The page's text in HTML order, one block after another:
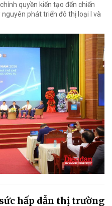
quyền kiến tạo đến chiến
phát triển đô thị loại I và
hấp dẫn thị trường